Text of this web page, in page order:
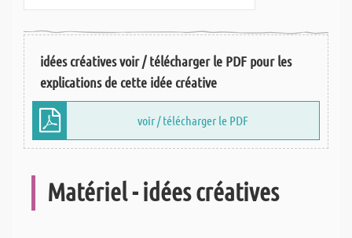
idées créatives voir / télécharger le PDF pour les
explications de cette idée créative
voir / télécharger le PDF
Matériel - idées créatives